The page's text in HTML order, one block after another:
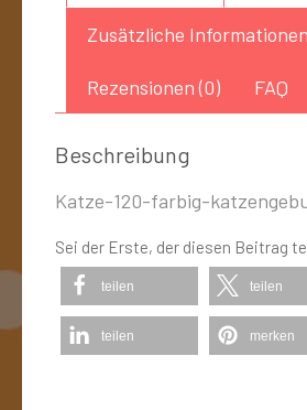
Zusätzliche Informationen
Rezensionen (0) FAQ
Beschreibung
Katze-120-farbig-
Sei der Erste, der diesen Beitrag
teilen teilen
teilen merken